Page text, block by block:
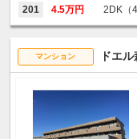
201 4.5万円 2DK（
マンション ドエ